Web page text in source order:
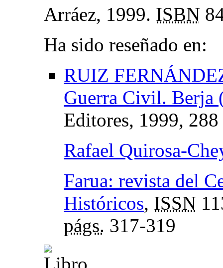
Arráez, 1999. ISBN
Ha sido reseñado en:
RUIZ
Guerra Civil. Berja
Editores, 1999, 288
Rafael Quirosa-
Farua: revista del
Históricos, ISSN
págs. 317-319